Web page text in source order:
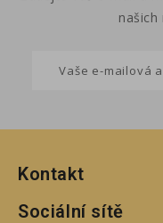
našich
Kontakt
Sociální sítě